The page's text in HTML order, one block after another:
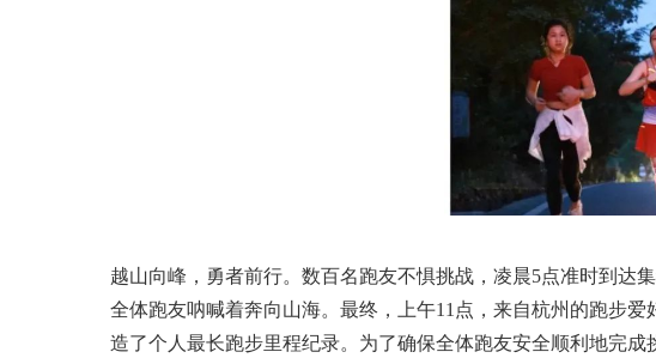
越山向峰，勇者前行。数百名跑友不惧挑战，凌晨5点准时到达
全体跑友呐喊着奔向山海。最终，上午11点，来自杭州的跑步
造了个人最长跑步里程纪录。为了确保全体跑友安全顺利地完